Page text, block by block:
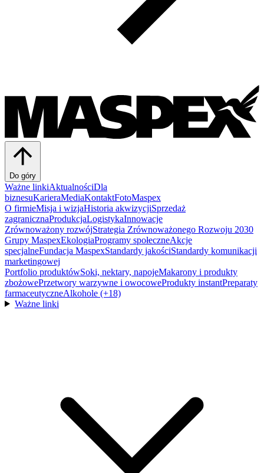
Do góry
Ważne linkiAktualnościDla
biznesuKarieraMediaKontaktFotoMaspex
O firmieMisja i wizjaHistoria akwizycjiSprzedaż
zagranicznaProdukcjaLogistykaInnowacje
Zrównoważony rozwójStrategia Zrównoważonego Rozwoju 2030
Grupy MaspexEkologiaProgramy społeczneAkcje
specjalneFundacja MaspexStandardy jakościStandardy komunikacji
marketingowej
Portfolio produktówSoki, nektary, napojeMakarony i produkty
zbożowePrzetwory warzywne i owocoweProdukty instantPreparaty
farmaceutyczneAlkohole (+18)
Ważne linki